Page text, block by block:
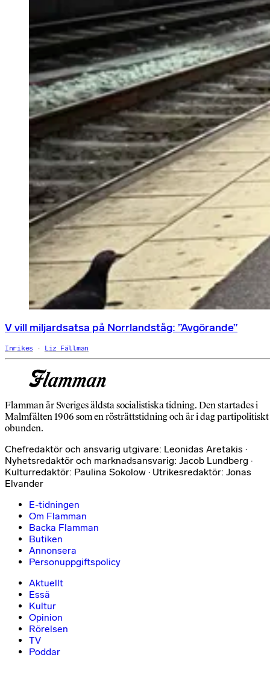
V vill miljardsatsa på Norrlandståg: ”Avgörande”
Inrikes Liz Fällman
Flamman är Sveriges äldsta socialistiska tidning. Den startades i
Malmfälten 1906 som en rösträttstidning och är i dag partipolitiskt
obunden.
Chefredaktör och ansvarig utgivare: Leonidas Aretakis ·
Nyhetsredaktör och marknadsansvarig: Jacob Lundberg ·
Kulturredaktör: Paulina Sokolow · Utrikesredaktör: Jonas
Elvander
E-tidningen
Om Flamman
Backa Flamman
Butiken
Annonsera
Personuppgiftspolicy
Aktuellt
Essä
Kultur
Opinion
Rörelsen
TV
Poddar